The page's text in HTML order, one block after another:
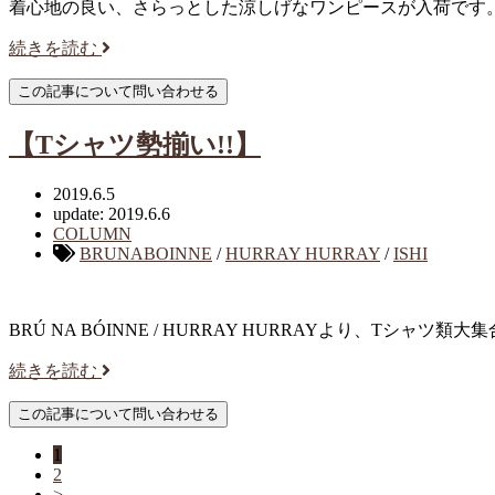
着心地の良い、さらっとした涼しげなワンピースが入荷です
続きを読む
【Tシャツ勢揃い!!】
2019.6.5
update: 2019.6.6
COLUMN
BRUNABOINNE /HURRAY HURRAY /ISHI
BRÚ NA BÓINNE / HURRAY HURRAYより、Tシャツ類大集
続きを読む
1
2